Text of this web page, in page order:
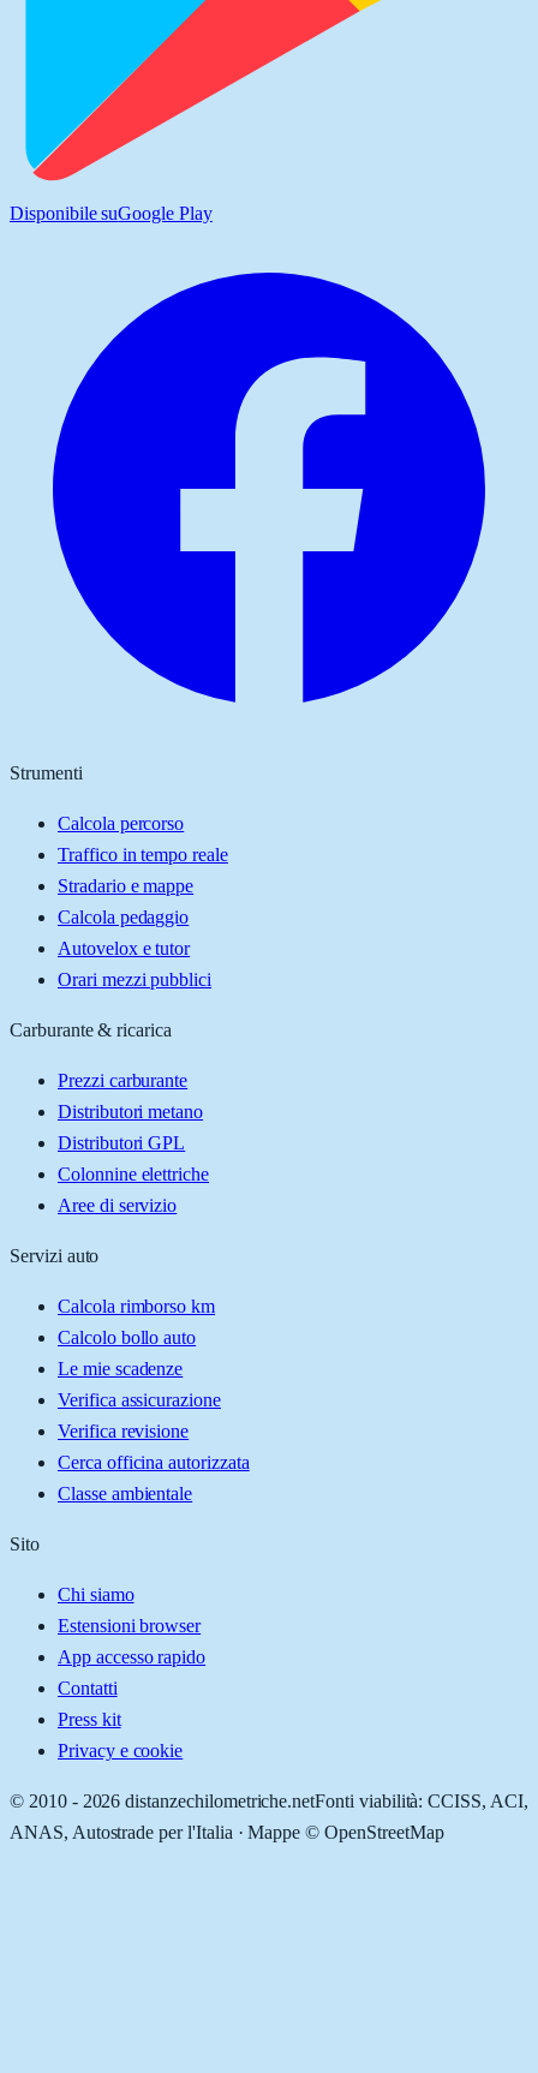
Disponibile suGoogle Play
Strumenti
Calcola percorso
Traffico in tempo reale
Stradario e mappe
Calcola pedaggio
Autovelox e tutor
Orari mezzi pubblici
Carburante & ricarica
Prezzi carburante
Distributori metano
Distributori GPL
Colonnine elettriche
Aree di servizio
Servizi auto
Calcola rimborso km
Calcolo bollo auto
Le mie scadenze
Verifica assicurazione
Verifica revisione
Cerca officina autorizzata
Classe ambientale
Sito
Chi siamo
Estensioni browser
App accesso rapido
Contatti
Press kit
Privacy e cookie
© 2010 - 2026 distanzechilometriche.netFonti viabilità: CCISS, ACI,
ANAS, Autostrade per l'Italia · Mappe © OpenStreetMap